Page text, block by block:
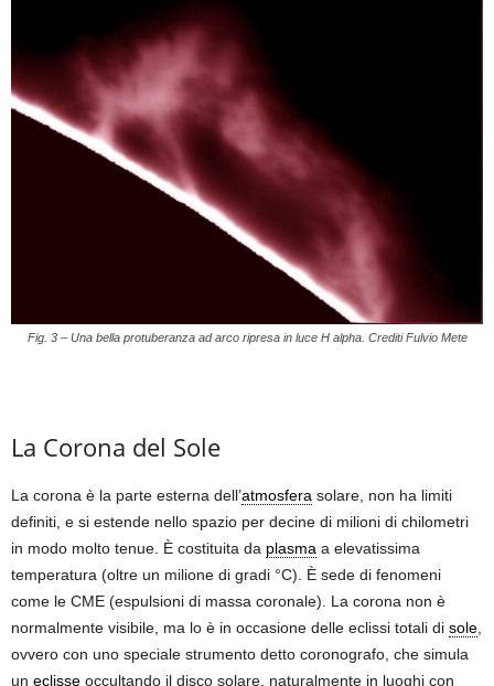
Fig. 3 – Una bella protuberanza ad arco ripresa in luce H alpha. Crediti Fulvio Mete
La Corona del Sole
La corona è la parte esterna dell’atmosfera solare, non ha limiti
definiti, e si estende nello spazio per decine di milioni di chilometri
in modo molto tenue. È costituita da plasma a elevatissima
temperatura (oltre un milione di gradi °C). È sede di fenomeni
come le CME (espulsioni di massa coronale). La corona non è
normalmente visibile, ma lo è in occasione delle eclissi totali di sole,
ovvero con uno speciale strumento detto coronografo, che simula
un eclisse occultando il disco solare, naturalmente in luoghi con